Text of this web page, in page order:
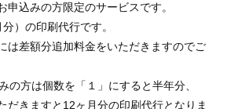
申込みの方限定のサービスです。
）の印刷代行です。
は差額分追加料金をいただきますのでご
の方は個数を「１」にすると半年分、
だきますと12ヶ月分の印刷代行となりま